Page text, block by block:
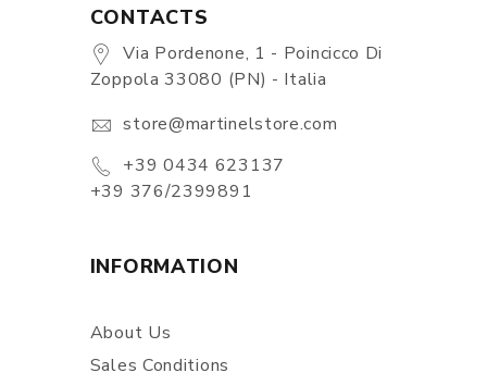
CONTACTS
Via Pordenone, 1 - Poincicco Di
Zoppola 33080 (PN) - Italia
store@martinelstore.com
+39 0434 623137
+39 376/2399891
INFORMATION
About Us
Sales Conditions